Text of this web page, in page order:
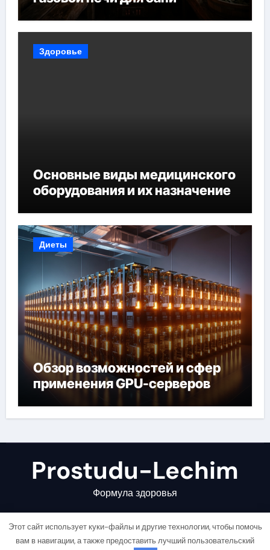
Здоровье
Основные виды медицинского
оборудования и их назначение
Диеты
Обзор возможностей и сфер
применения GPU-серверов
Prostudu-Lechim
Формула здоровья
Этот сайт использует куки-файлы и другие технологии, чтобы помочь
вам в навигации, а также предоставить лучший пользовательский